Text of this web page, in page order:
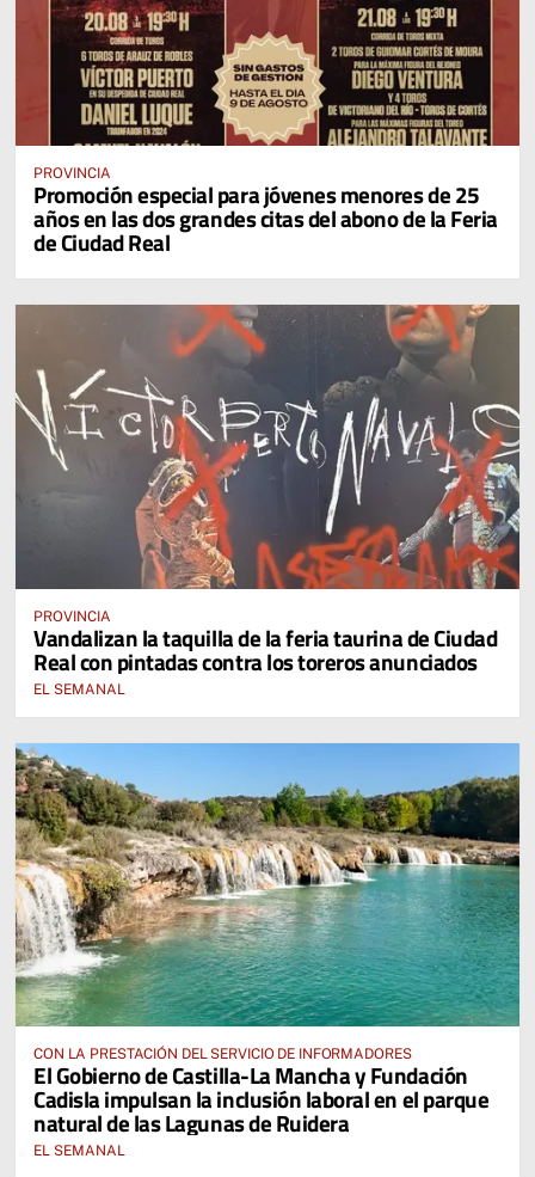
PROVINCIA
Promoción especial para jóvenes menores de 25
años en las dos grandes citas del abono de la Feria
de Ciudad Real
PROVINCIA
Vandalizan la taquilla de la feria taurina de Ciudad
Real con pintadas contra los toreros anunciados
EL SEMANAL
CON LA PRESTACIÓN DEL SERVICIO DE INFORMADORES
El Gobierno de Castilla-La Mancha y Fundación
Cadisla impulsan la inclusión laboral en el parque
natural de las Lagunas de Ruidera
EL SEMANAL